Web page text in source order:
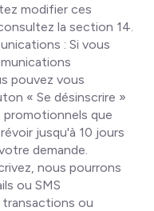
modifier ces
la section 14.
: Si vous
pouvez vous
« Se désinscrire »
promotionnels que
jusqu'à 10 jours
demande.
nous pourrons
ou SMS
ou